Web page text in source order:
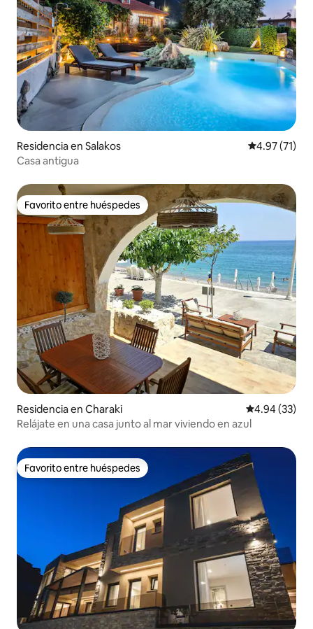
Residencia en Salakos Calificación
4.97 (71)
Casa antigua
Favorito entre huéspedes
Favorito entre huéspedes
Residencia en Charaki Calificación
4.94 (33)
Relájate en una casa junto al mar viviendo en azul
Favorito entre huéspedes
Favorito entre huéspedes